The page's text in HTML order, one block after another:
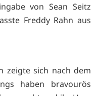
von Sean Seitz
Freddy Rahn aus
zeigte sich nach dem
haben bravourös